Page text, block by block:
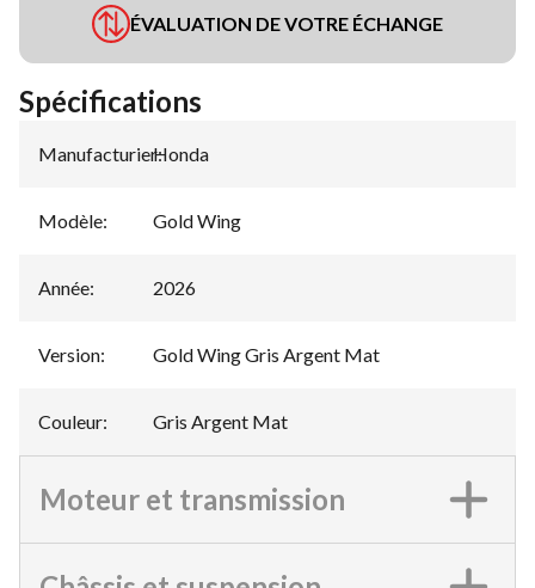
ÉVALUATION DE VOTRE ÉCHANGE
Spécifications
Manufacturier:
Honda
Modèle: Gold Wing
Année: 2026
Version: Gold Wing Gris Argent Mat
Couleur: Gris Argent Mat
Moteur et transmission